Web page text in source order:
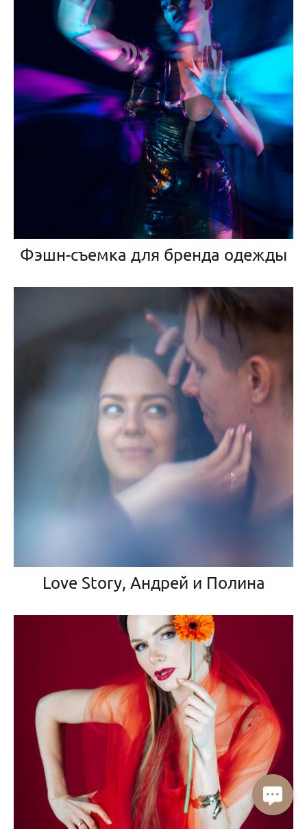
Фэшн-съемка для бренда одежды
Love Story, Андрей и Полина